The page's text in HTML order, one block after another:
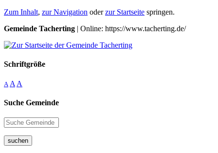
Zum Inhalt, zur Navigation oderzur Startseite springen.
Gemeinde Tacherting | Online: https://www.tacherting.de/
Schriftgröße
A A A
Suche Gemeinde
suchen